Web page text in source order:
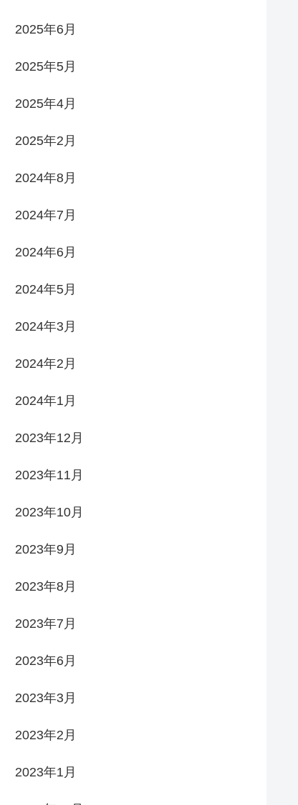
2025年6月
2025年5月
2025年4月
2025年2月
2024年8月
2024年7月
2024年6月
2024年5月
2024年3月
2024年2月
2024年1月
2023年12月
2023年11月
2023年10月
2023年9月
2023年8月
2023年7月
2023年6月
2023年3月
2023年2月
2023年1月